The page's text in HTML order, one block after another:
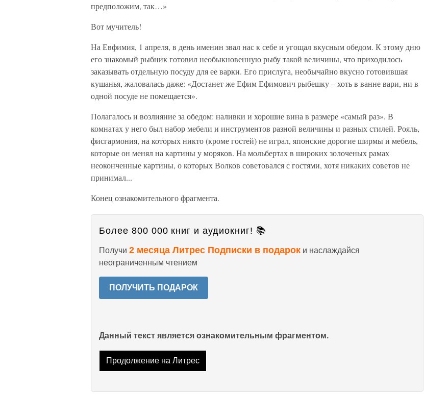
предположим, так…»
Вот мучитель!
На Евфимия, 1 апреля, в день именин звал нас к себе и угощал вкусным обедом. К этому дню
его знакомый рыбник готовил необыкновенную рыбу такой величины, что приходилось
заказывать отдельную посуду для ее варки. Его прислуга, необычайно вкусно готовившая
кушанья, жаловалась даже: «Достанет же Ефим Ефимович рыбешку – хоть в ванне вари, ни в
одной посуде не помещается».
Полагалось и возлияние за обедом: наливки и хорошие вина в размере «самый раз». В
комнатах у него был набор мебели и инструментов разной величины и разных стилей. Рояль,
фисгармония, на которых никто (кроме гостей) не играл, японские дорогие ширмы и мебель,
которые он менял на картины у моряков. На мольбертах в широких золоченых рамах
неоконченные картины, о которых Волков советовался с гостями, хотя никаких советов не
принимал...
Конец ознакомительного фрагмента.
Более 800 000 книг и аудиокниг! 📚
Получи 2 месяца Литрес Подписки в подарок и наслаждайся
неограниченным чтением
ПОЛУЧИТЬ ПОДАРОК
Данный текст является ознакомительным фрагментом.
Продолжение на Литрес